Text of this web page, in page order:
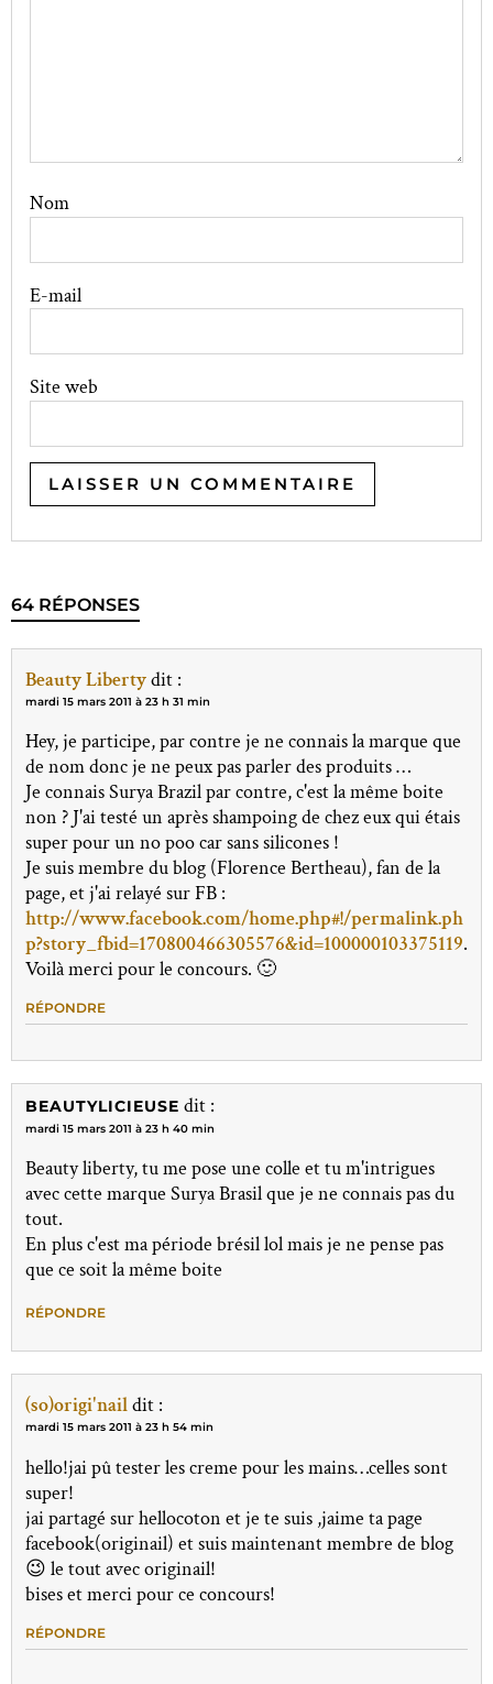
Nom
E-mail
Site web
64 RÉPONSES
Beauty Libertydit :
mardi 15 mars 2011 à 23 h 31 min
Hey, je participe, par contre je ne connais la marque que
de nom donc je ne peux pas parler des produits …
Je connais Surya Brazil par contre, c'est la même boite
non ? J'ai testé un après shampoing de chez eux qui étais
super pour un no poo car sans silicones !
Je suis membre du blog (Florence Bertheau), fan de la
page, et j'ai relayé sur FB :
http://www.facebook.com/home.php#!/permalink.ph
p?story_fbid=170800466305576&id=100000103375119.
Voilà merci pour le concours. 🙂
RÉPONDRE
BEAUTYLICIEUSE dit :
mardi 15 mars 2011 à 23 h 40 min
Beauty liberty, tu me pose une colle et tu m'intrigues
avec cette marque Surya Brasil que je ne connais pas du
tout.
En plus c'est ma période brésil lol mais je ne pense pas
que ce soit la même boite
RÉPONDRE
(so)origi'naildit :
mardi 15 mars 2011 à 23 h 54 min
hello!jai pû tester les creme pour les mains…celles sont
super!
jai partagé sur hellocoton et je te suis ,jaime ta page
facebook(originail) et suis maintenant membre de blog
😉 le tout avec originail!
bises et merci pour ce concours!
RÉPONDRE